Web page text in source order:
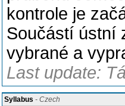
kontrole je
Součástí ústní
vybrané a
Last update:
Syllabus - Czech